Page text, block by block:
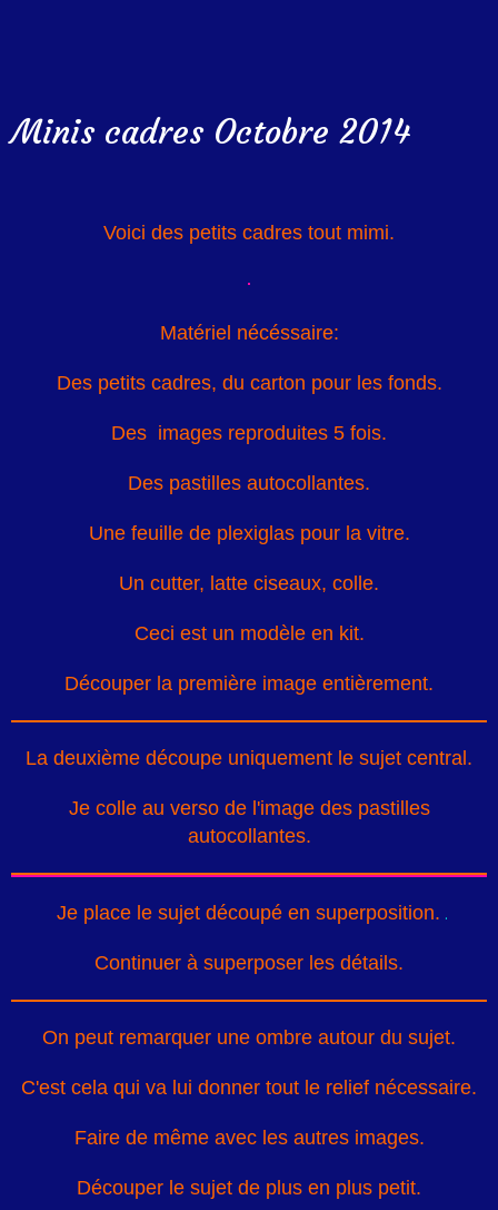
Minis cadres Octobre 2014
Voici des petits cadres tout mimi.
Matériel nécéssaire:
Des petits cadres, du carton pour les fonds.
Des images reproduites 5 fois.
Des pastilles autocollantes.
Une feuille de plexiglas pour la vitre.
Un cutter, latte ciseaux, colle.
Ceci est un modèle en kit.
Découper la première image entièrement.
La deuxième découpe uniquement le sujet central.
Je colle au verso de l'image des pastilles
autocollantes.
Je place le sujet découpé en superposition. .
Continuer à superposer les détails.
On peut remarquer une ombre autour du sujet.
C'est cela qui va lui donner tout le relief nécessaire.
Faire de même avec les autres images.
Découper le sujet de plus en plus petit.